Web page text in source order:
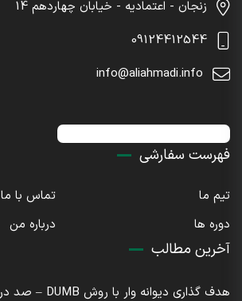
زنجان - اعتمادیه - خیابان چهاردهم 14
09124412544
info@aliahmadi.info
فهرست سفارشی
تیم ما
تماس با ما
دوره ها
درباره من
آخرین مطالب
هدف گذاری دیوانه وار با روش DUMB – صد در صد تضمینی